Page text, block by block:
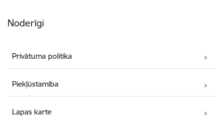
Noderīgi
Privātuma politika
Piekļūstamība
Lapas karte